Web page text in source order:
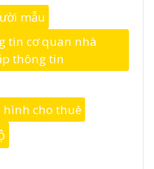
mẫu
tin cơ quan nhà
thông tin
hình cho thuê